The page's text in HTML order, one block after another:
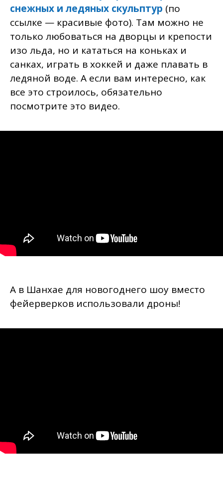
снежных и ледяных скульптур (по
ссылке — красивые фото). Там можно не
только любоваться на дворцы и крепости
изо льда, но и кататься на коньках и
санках, играть в хоккей и даже плавать в
ледяной воде. А если вам интересно, как
все это строилось, обязательно
посмотрите это видео.
А в Шанхае для новогоднего шоу вместо
фейерверков использовали дроны!